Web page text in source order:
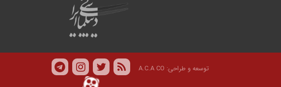
توسعه و طراحی: A.C.A CO